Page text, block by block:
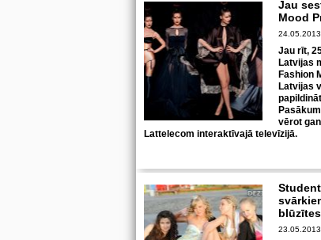
Jau
Mood
24.05.2013.
Jau rīt,
Latvijas
Fashion
Latvijas
vērot
Lattelecom interaktīvajā televīzijā.
blūzītes
23.05.2013.